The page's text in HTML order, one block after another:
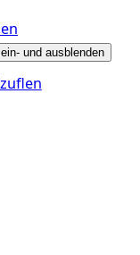
und ausblenden